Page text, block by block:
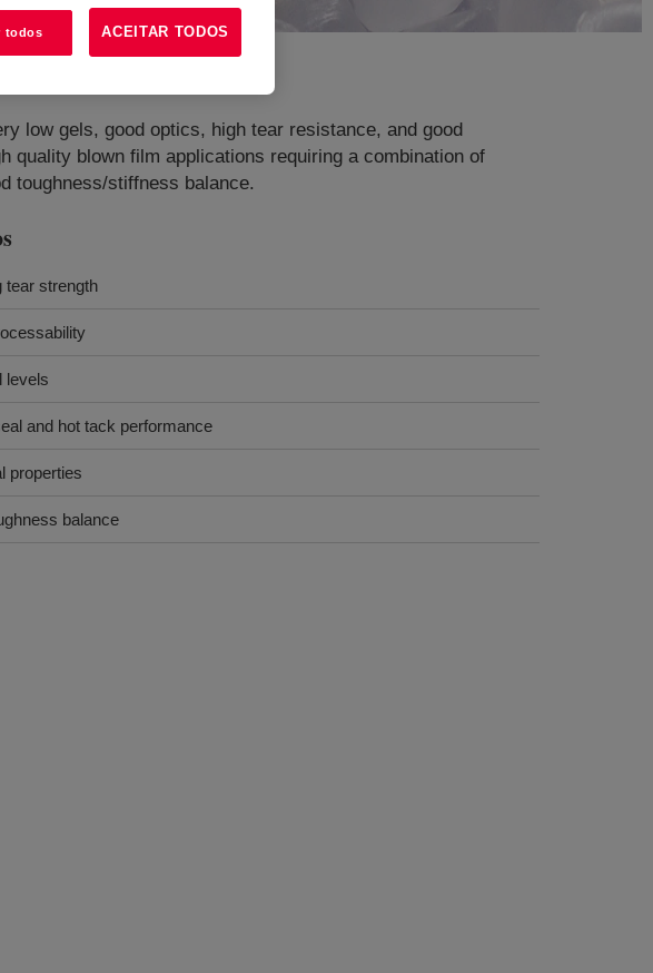
low gels, good optics, high tear resistance, and good
blown film applications requiring a combination of
toughness/stiffness balance.
tear strength
levels
and hot tack performance
properties
balance
todos ACEITAR TODOS